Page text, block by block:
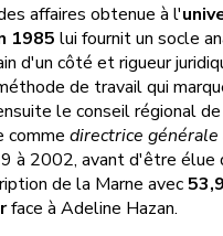
affaires obtenue à l'
1985 lui fournit un socle
d'un côté et rigueur
de travail qui
le conseil régional de
comme directrice
à 2002, avant d'être élue
de la Marne avec
face à Adeline Hazan.